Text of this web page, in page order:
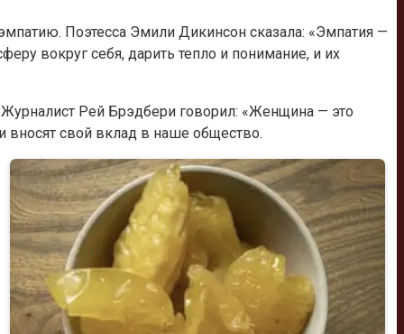
Поэтесса Эмили Дикинсон сказала: «Эмпатия —
вокруг себя, дарить тепло и понимание, и их
Рей Брэдбери говорил: «Женщина — это
вносят свой вклад в наше общество.